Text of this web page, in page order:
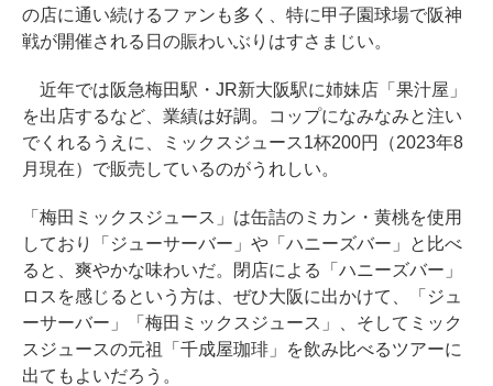
の店に通い続けるファンも多く、特に甲子園球場で阪神
戦が開催される日の賑わいぶりはすさまじい。
近年では阪急梅田駅・JR新大阪駅に姉妹店「果汁屋」
を出店するなど、業績は好調。コップになみなみと注い
でくれるうえに、ミックスジュース1杯200円（2023年8
月現在）で販売しているのがうれしい。
「梅田ミックスジュース」は缶詰のミカン・黄桃を使用
しており「ジューサーバー」や「ハニーズバー」と比べ
ると、爽やかな味わいだ。閉店による「ハニーズバー」
ロスを感じるという方は、ぜひ大阪に出かけて、「ジュ
ーサーバー」「梅田ミックスジュース」、そしてミック
スジュースの元祖「千成屋珈琲」を飲み比べるツアーに
出てもよいだろう。